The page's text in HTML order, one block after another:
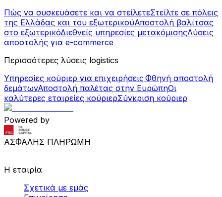
Πώς να συσκευάσετε και να στείλετεΣτείλτε σε πόλεις
της Ελλάδας και του εξωτερικούΑποστολή βαλίτσας
στο εξωτερικόΔιεθνείς υπηρεσίες μετακόμισηςΛύσεις
αποστολής για e-commerce
Περισσότερες λύσεις logistics
Υπηρεσίες κούριερ για επιχειρήσειςΦθηνή αποστολή
δεμάτωνΑποστολή παλέτας στην ΕυρώπηΟι
καλύτερες εταιρείες κούριερΣύγκριση κούριερ
Powered by
ΑΣΦΑΛΗΣ ΠΛΗΡΩΜΗ
Η εταιρία
Σχετικά με εμάς